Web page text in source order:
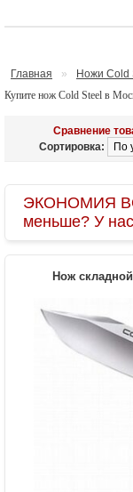
Главная »
Ножи Cold
Купите нож Cold Steel в
Сравнение
Сортировка:
ЭКОНОМИЯ
меньше? У
Нож